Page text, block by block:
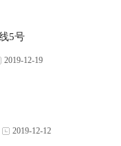
5号
2019-12-19
2019-12-12